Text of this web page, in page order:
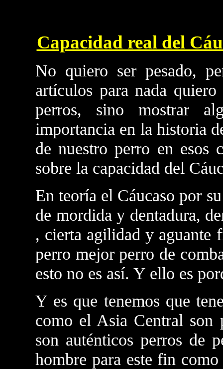
Capacidad real del
No quiero ser pesado,
artículos para nada
perros, sino mostrar
importancia en la historia
de nuestro perro en esos
sobre la capacidad del
En teoría el Cáucaso por
de mordida y dentadura,
, cierta agilidad y aguante
perro mejor perro de
esto no es así. Y ello es
Y es que tenemos que
como el Asia Central son
son auténticos perros de
hombre para este fin